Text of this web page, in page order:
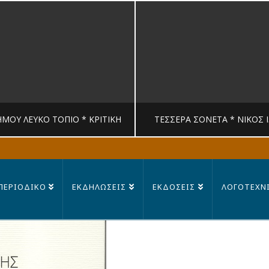
ΛΕΥΚΟ ΤΟΠΙΟ * ΚΡΙΤΙΚΉ
MANDRAGORAS
ΤΈΣΣΕΡΑ ΣΟΝΈΤΑ * ΝΊΚΟΣ
ΕΚΔΗΛΩΣΕΙΣ ΕΚΔΟΣΕΙΣ